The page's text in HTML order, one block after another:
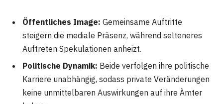
Öffentliches Image: Gemeinsame Auftritte
steigern die mediale Präsenz, während selteneres
Auftreten Spekulationen anheizt.
Politische Dynamik: Beide verfolgen ihre politische
Karriere unabhängig, sodass private Veränderungen
keine unmittelbaren Auswirkungen auf ihre Ämter